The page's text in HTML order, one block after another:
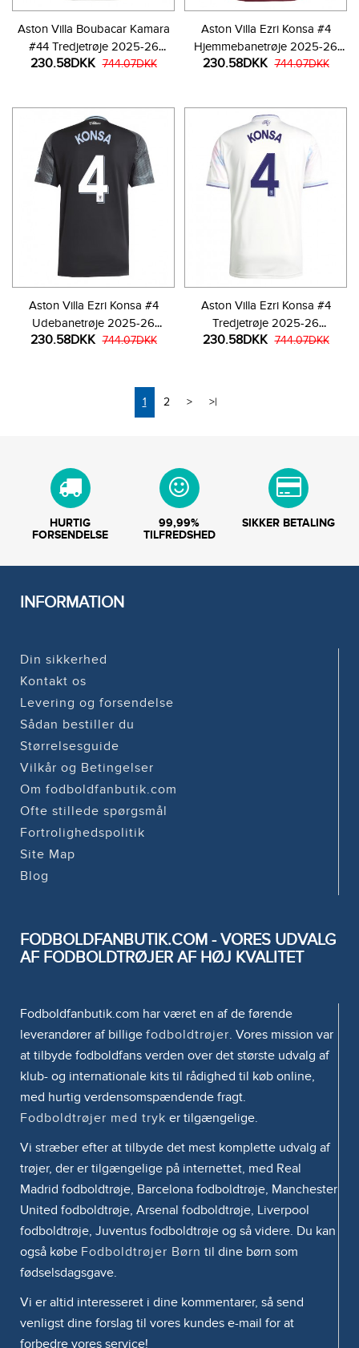
Aston Villa Boubacar Kamara
#44 Tredjetrøje 2025-26
Kortærmet
230.58DKK 744.07DKK
Aston Villa Ezri Konsa #4
Hjemmebanetrøje 2025-26
Kortærmet
230.58DKK 744.07DKK
Aston Villa Ezri Konsa #4
Udebanetrøje 2025-26
Kortærmet
230.58DKK 744.07DKK
Aston Villa Ezri Konsa #4
Tredjetrøje 2025-26
Kortærmet
230.58DKK 744.07DKK
1 2 > >|
HURTIG
FORSENDELSE
99,99%
TILFREDSHED
SIKKER BETALING
INFORMATION
Din sikkerhed
Kontakt os
Levering og forsendelse
Sådan bestiller du
Størrelsesguide
Vilkår og Betingelser
Om fodboldfanbutik.com
Ofte stillede spørgsmål
Fortrolighedspolitik
Site Map
Blog
FODBOLDFANBUTIK.COM - VORES UDVALG
AF FODBOLDTRØJER AF HØJ KVALITET
Fodboldfanbutik.com har været en af de førende
leverandører af billige fodboldtrøjer. Vores mission var
at tilbyde fodboldfans verden over det største udvalg af
klub- og internationale kits til rådighed til køb online,
med hurtig verdensomspændende fragt.
Fodboldtrøjer med tryk er tilgængelige.
Vi stræber efter at tilbyde det mest komplette udvalg af
trøjer, der er tilgængelige på internettet, med Real
Madrid fodboldtrøje, Barcelona fodboldtrøje, Manchester
United fodboldtrøje, Arsenal fodboldtrøje, Liverpool
fodboldtrøje, Juventus fodboldtrøje og så videre. Du kan
også købe Fodboldtrøjer Børn til dine børn som
fødselsdagsgave.
Vi er altid interesseret i dine kommentarer, så send
venligst dine forslag til vores kundes e-mail for at
forbedre vores service!